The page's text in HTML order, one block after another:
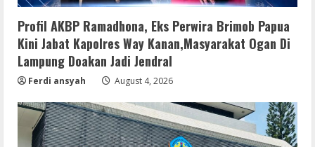
Profil AKBP Ramadhona, Eks Perwira Brimob Papua
Kini Jabat Kapolres Way Kanan,Masyarakat Ogan Di
Lampung Doakan Jadi Jendral
Ferdi ansyah August 4, 2026
VL
Office 2021 Home & Student 64 bit ISO
Image .tоr𝚛еnt